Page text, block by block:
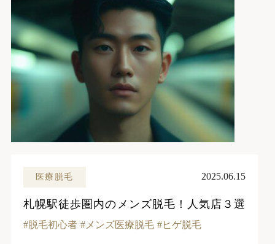
医療脱毛 2025.06.15
札幌駅徒歩圏内のメンズ脱毛！人気店３選
脱毛初心者 メンズ医療脱毛 ヒゲ脱毛